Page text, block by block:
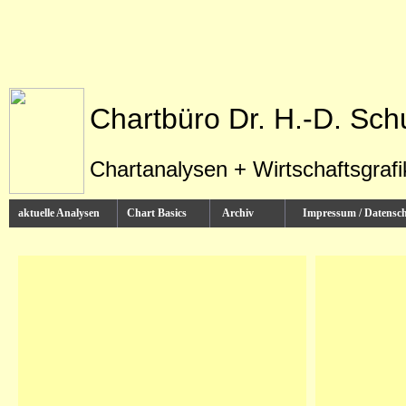
Chartbüro Dr. H.-D.
Chartanalysen +
aktuelle Analysen Chart Basics Archiv Impressum /